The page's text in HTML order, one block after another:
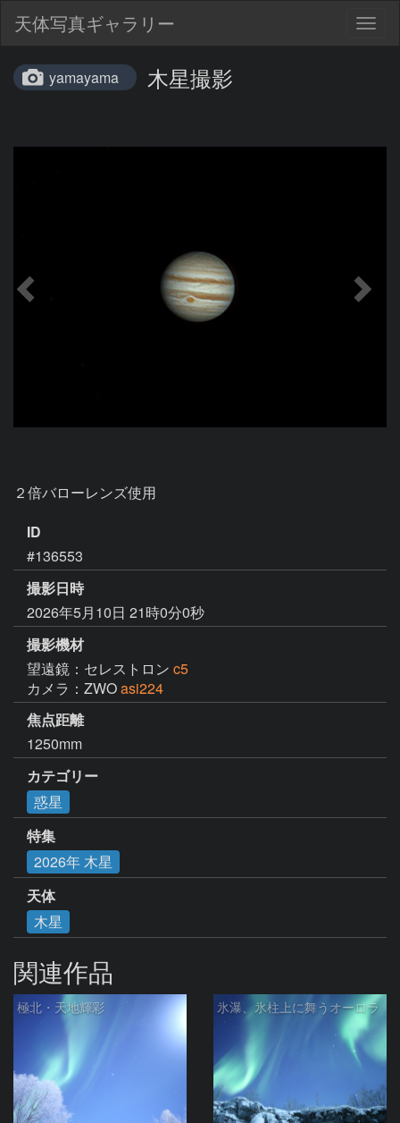
天体写真ギャラリー
yamayama 木星撮影
ID
#136553
撮影日時
2026年5月10日 21時0分0秒
撮影機材
望遠鏡：セレストロン c5
カメラ：ZWOasi224
焦点距離
1250mm
カテゴリー
惑星
特集
2026年 木星
天体
木星
関連作品
極北・天地輝彩 氷瀑、氷柱上に舞うオーロラ